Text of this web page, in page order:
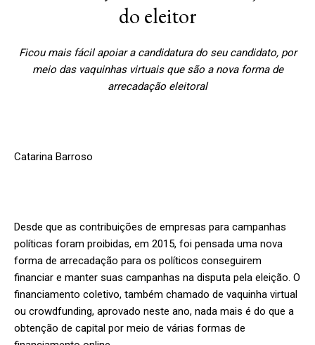
do eleitor
Ficou mais fácil apoiar a candidatura do seu candidato, por
meio das vaquinhas virtuais que são a nova forma de
arrecadação eleitoral
Catarina Barroso
Desde que as contribuições de empresas para campanhas
políticas foram proibidas, em 2015, foi pensada uma nova
forma de arrecadação para os políticos conseguirem
financiar e manter suas campanhas na disputa pela eleição. O
financiamento coletivo, também chamado de vaquinha virtual
ou crowdfunding, aprovado neste ano, nada mais é do que a
obtenção de capital por meio de várias formas de